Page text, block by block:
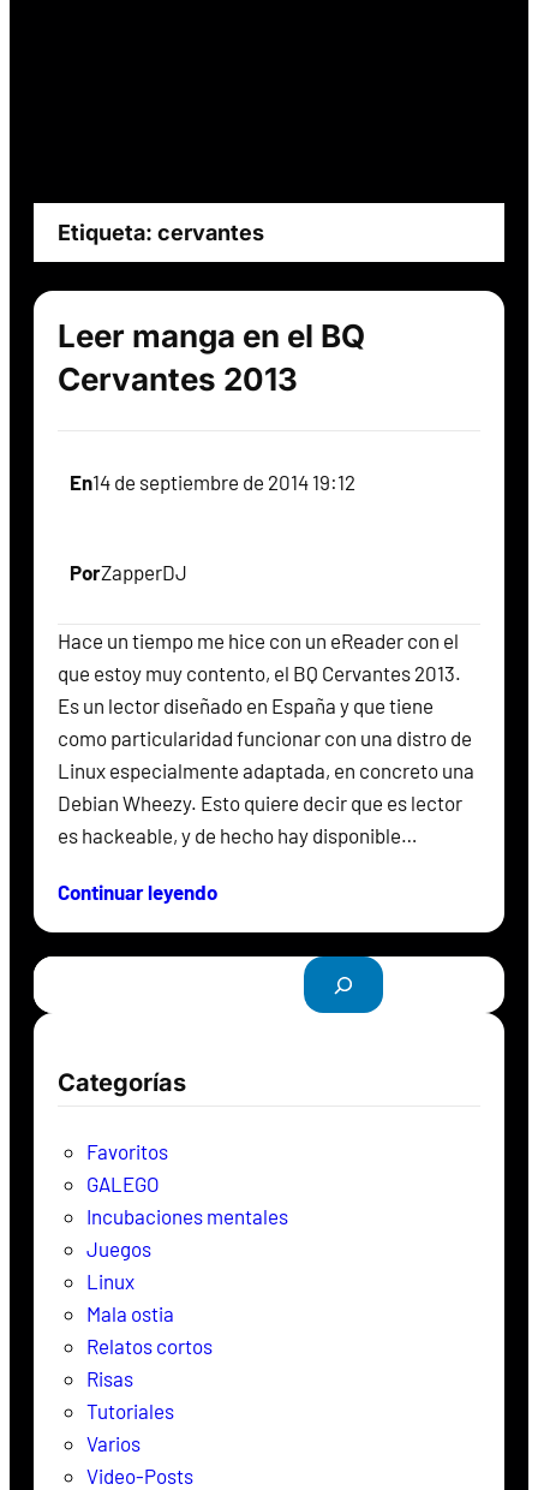
Etiqueta: cervantes
Leer manga en el BQ
Cervantes 2013
En14 de septiembre de 2014 19:12
PorZapperDJ
Hace un tiempo me hice con un eReader con el
que estoy muy contento, el BQ Cervantes 2013.
Es un lector diseñado en España y que tiene
como particularidad funcionar con una distro de
Linux especialmente adaptada, en concreto una
Debian Wheezy. Esto quiere decir que es lector
es hackeable, y de hecho hay disponible…
Continuar leyendo
B
u
s
Categorías
Favoritos
GALEGO
Incubaciones mentales
Juegos
Linux
Mala ostia
Relatos cortos
Risas
Tutoriales
Varios
Video-Posts